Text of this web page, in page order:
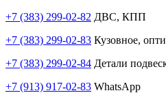
+7 (383) 299-02-82 ДВС, КПП
+7 (383) 299-02-83 Кузовное,
+7 (383) 299-02-84 Детали
+7 (913) 917-02-83 WhatsApp